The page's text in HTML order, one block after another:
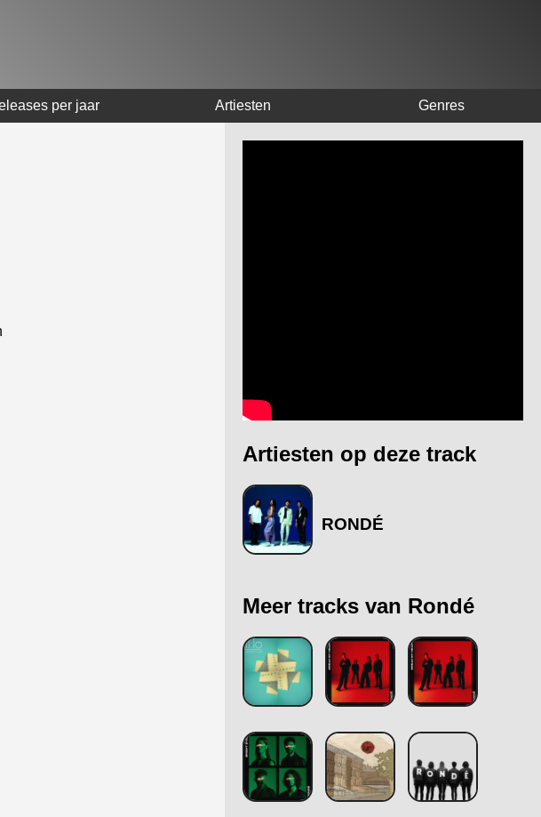
per jaar Artiesten Genres
Artiesten op deze track
RONDÉ
Meer tracks van Rondé